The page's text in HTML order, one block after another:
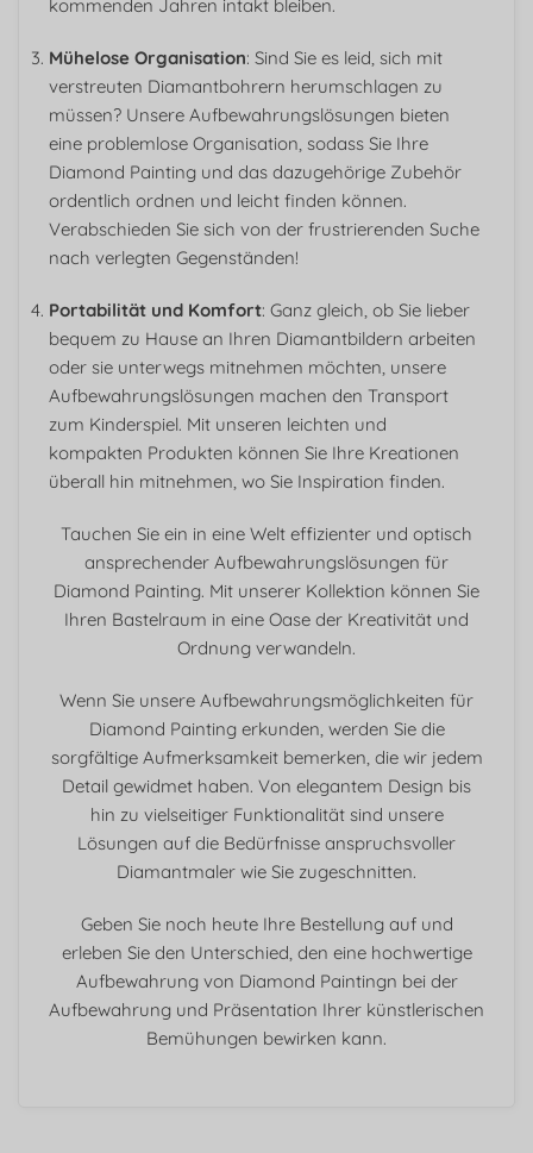
kommenden Jahren intakt bleiben.
Mühelose Organisation: Sind Sie es leid, sich mit
verstreuten Diamantbohrern herumschlagen zu
müssen? Unsere Aufbewahrungslösungen bieten
eine problemlose Organisation, sodass Sie Ihre
Diamond Painting und das dazugehörige Zubehör
ordentlich ordnen und leicht finden können.
Verabschieden Sie sich von der frustrierenden Suche
nach verlegten Gegenständen!
Portabilität und Komfort: Ganz gleich, ob Sie lieber
bequem zu Hause an Ihren Diamantbildern arbeiten
oder sie unterwegs mitnehmen möchten, unsere
Aufbewahrungslösungen machen den Transport
zum Kinderspiel. Mit unseren leichten und
kompakten Produkten können Sie Ihre Kreationen
überall hin mitnehmen, wo Sie Inspiration finden.
Tauchen Sie ein in eine Welt effizienter und optisch
ansprechender Aufbewahrungslösungen für
Diamond Painting. Mit unserer Kollektion können Sie
Ihren Bastelraum in eine Oase der Kreativität und
Ordnung verwandeln.
Wenn Sie unsere Aufbewahrungsmöglichkeiten für
Diamond Painting erkunden, werden Sie die
sorgfältige Aufmerksamkeit bemerken, die wir jedem
Detail gewidmet haben. Von elegantem Design bis
hin zu vielseitiger Funktionalität sind unsere
Lösungen auf die Bedürfnisse anspruchsvoller
Diamantmaler wie Sie zugeschnitten.
Geben Sie noch heute Ihre Bestellung auf und
erleben Sie den Unterschied, den eine hochwertige
Aufbewahrung von Diamond Paintingn bei der
Aufbewahrung und Präsentation Ihrer künstlerischen
Bemühungen bewirken kann.